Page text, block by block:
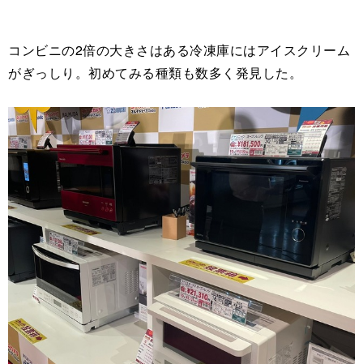
コンビニの2倍の大きさはある冷凍庫にはアイスクリーム
がぎっしり。初めてみる種類も数多く発見した。